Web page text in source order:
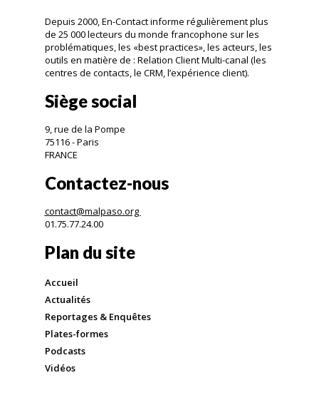
Depuis 2000, En-Contact informe régulièrement plus
de 25 000 lecteurs du monde francophone sur les
problématiques, les «best practices», les acteurs, les
outils en matière de : Relation Client Multi-canal (les
centres de contacts, le CRM, l’expérience client).
Siège social
9, rue de la Pompe
75116 - Paris
FRANCE
Contactez-nous
contact@malpaso.org
01.75.77.24.00
Plan du site
Accueil
Actualités
Reportages & Enquêtes
Plates-formes
Podcasts
Vidéos